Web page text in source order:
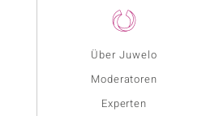
Über Juwelo
Moderatoren
Experten